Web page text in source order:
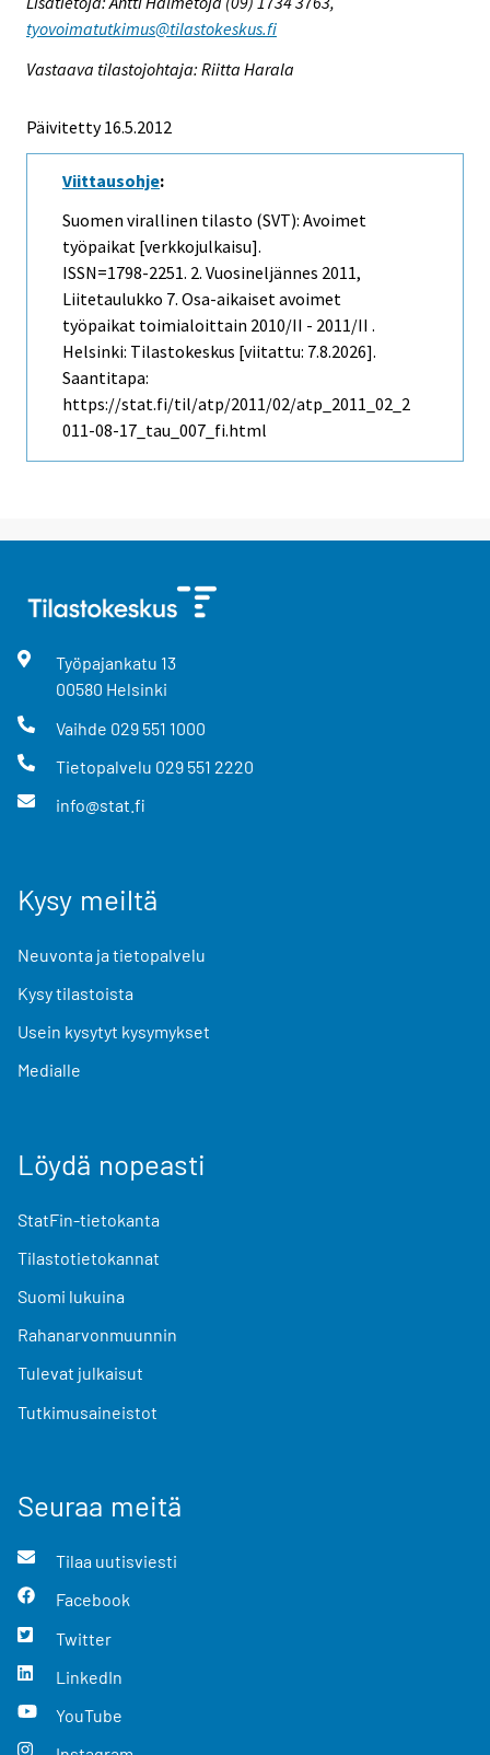
tyovoimatutkimus@tilastokeskus.fi
Vastaava tilastojohtaja: Riitta Harala
Päivitetty 16.5.2012
Viittausohje:
Suomen virallinen tilasto (SVT): Avoimet
työpaikat [verkkojulkaisu].
ISSN=1798-2251. 2. Vuosineljännes 2011,
Liitetaulukko 7. Osa-aikaiset avoimet
työpaikat toimialoittain 2010/II - 2011/II .
Helsinki: Tilastokeskus [viitattu: 7.8.2026].
Saantitapa:
https://stat.fi/til/atp/2011/02/atp_2011_02_2
011-08-17_tau_007_fi.html
Työpajankatu 13
00580 Helsinki
Vaihde 029 551 1000
Tietopalvelu 029 551 2220
info@stat.fi
Kysy meiltä
Neuvonta ja tietopalvelu
Kysy tilastoista
Usein kysytyt kysymykset
Medialle
Löydä nopeasti
StatFin-tietokanta
Tilastotietokannat
Suomi lukuina
Rahanarvonmuunnin
Tulevat julkaisut
Tutkimusaineistot
Seuraa meitä
Tilaa uutisviesti
Facebook
Twitter
LinkedIn
YouTube